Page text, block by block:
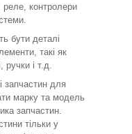
реле, контролери
бути деталі
такі як
і т.д.
запчастин для
марку та модель
запчастин.
тільки у